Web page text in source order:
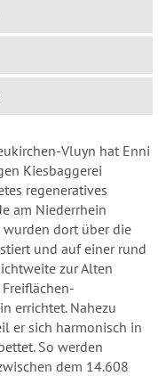
Vluyn hat Enni
Kiesbaggerei
regeneratives
am Niederrhein
dort über die
und auf einer rund
zur Alten
errichtet. Nahezu
er sich harmonisch in
So werden
dem 14.608